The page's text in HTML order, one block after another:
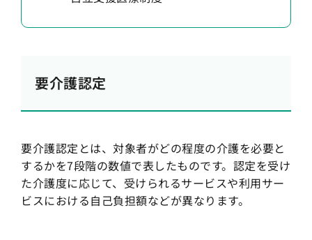
要介護認定
要介護認定とは、対象者がどの程度の介護を必要と
するかを7段階の数値で表したものです。認定を受け
た介護度に応じて、受けられるサービスや利用サー
ビスにおける自己負担額などが異なります。